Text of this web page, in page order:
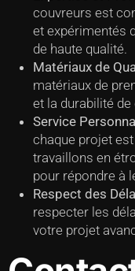
couvreurs est
et expérimentés
de haute qualité.
Matériaux de
matériaux de
et la durabilité
Service
chaque projet
travaillons en
pour répondre à
Respect des
respecter les
votre projet